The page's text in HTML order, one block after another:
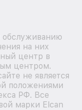
обслуживанию
на них
центр в
центром.
не является
положениями
РФ. Все
марки Elcan